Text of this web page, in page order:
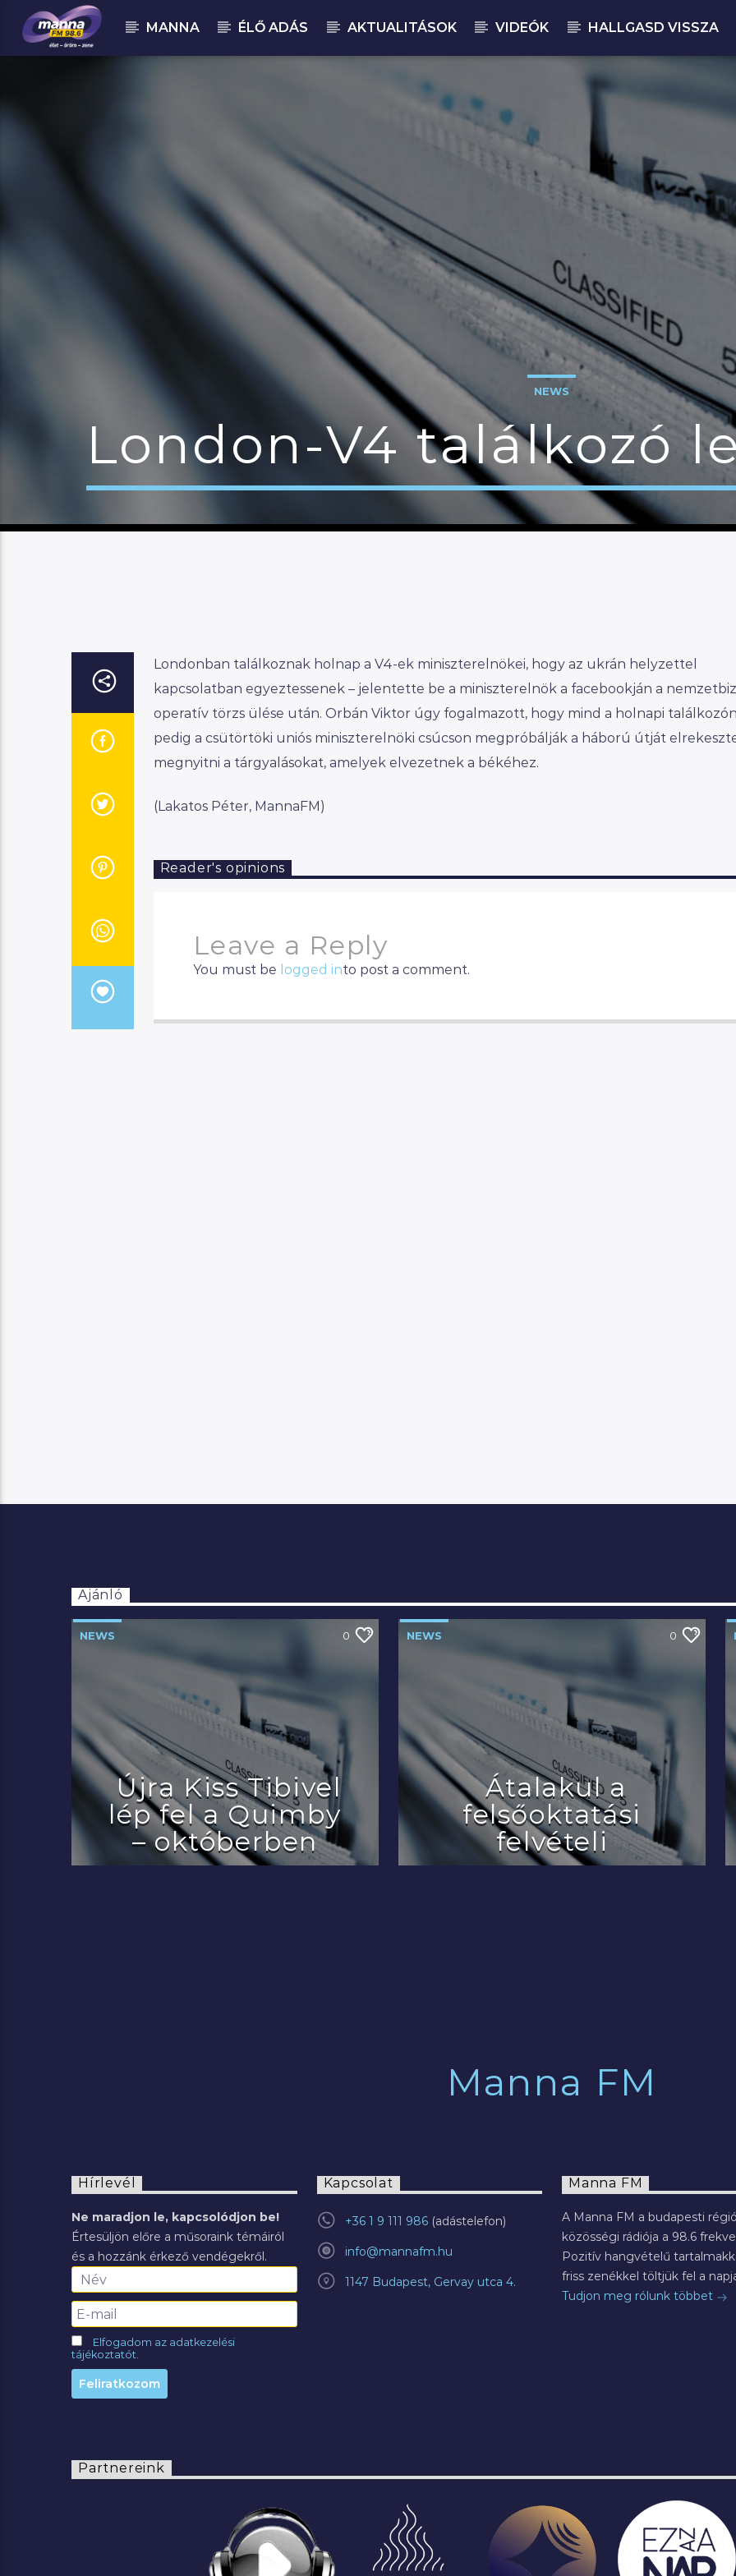
MANNA ÉLŐ ADÁS AKTUALITÁSOK VIDEÓK HALLGASD VISSZA
NEWS
London-V4 találkozó
Londonban találkoznak holnap a V4-ek miniszterelnökei, hogy az ukrán helyzettel
kapcsolatban egyeztessenek – jelentette be a miniszterelnök a facebookján a
operatív törzs ülése után. Orbán Viktor úgy fogalmazott, hogy mind a holnapi
pedig a csütörtöki uniós miniszterelnöki csúcson megpróbálják a háború útját
megnyitni a tárgyalásokat, amelyek elvezetnek a békéhez.
(Lakatos Péter, MannaFM)
Reader's opinions
Leave a Reply
You must be logged into post a comment.
Ajánló
NEWS 0
Újra Kiss Tibivel
lép fel a Quimby
– októberben
NEWS 0
Átalakul a
felsőoktatási
felvételi
Manna FM
Hírlevél
Ne maradjon le, kapcsolódjon be!
Értesüljön előre a műsoraink témáiról
és a hozzánk érkező vendégekről.
Elfogadom az adatkezelési
tájékoztatót.
Kapcsolat
+36 1 9 111 986
info@mannafm.hu
1147 Budapest, Gervay utca 4.
Manna FM
A Manna FM a budapesti
közösségi rádiója a 98.6
Pozitív hangvételű
friss zenékkel töltjük fel a
Tudjon meg rólunk többet
Partnereink